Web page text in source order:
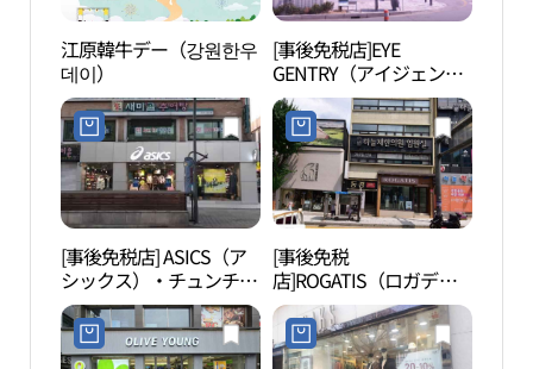
江原韓牛デー（강원한우
데이）
[事後免税店]EYE
GENTRY（アイジェント
リー）・チュンチョン
（春川）店(아이젠트리
춘천점)
[事後免税店] ASICS（ア
シックス）・チュンチョ
ン（春川）店(아식스 춘
천점)
[事後免税
店]ROGATIS（ロガディ
ス）・チュンチョン（春
川）店(로가디스 춘천점)